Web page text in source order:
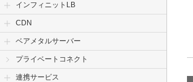
インフィニットLB
CDN
ベアメタルサーバー
プライベートコネクト
連携サービス